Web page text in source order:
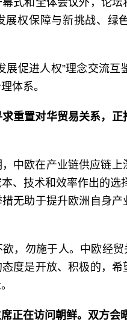
式和全体会议外，论
展权保障与新挑战、绿
展促进人权”理念交流
体系。
重置对华贸易关系，
中欧在产业链供应链
、技术和效率作出的选
无助于提升欧洲自身
，勿施于人。中欧经
度是开放、积极的，
正在访问朝鲜。双方